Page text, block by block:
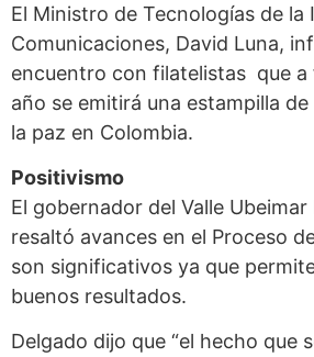
El Ministro de Tecnologías de
Comunicaciones, David Luna,
encuentro con filatelistas que a
año se emitirá una estampilla
la paz en Colombia.
Positivismo
El gobernador del Valle
resaltó avances en el Proceso
son significativos ya que
buenos resultados.
Delgado dijo que “el hecho que